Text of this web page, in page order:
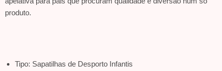
produto.
Tipo: Sapatilhas de Desporto Infantis